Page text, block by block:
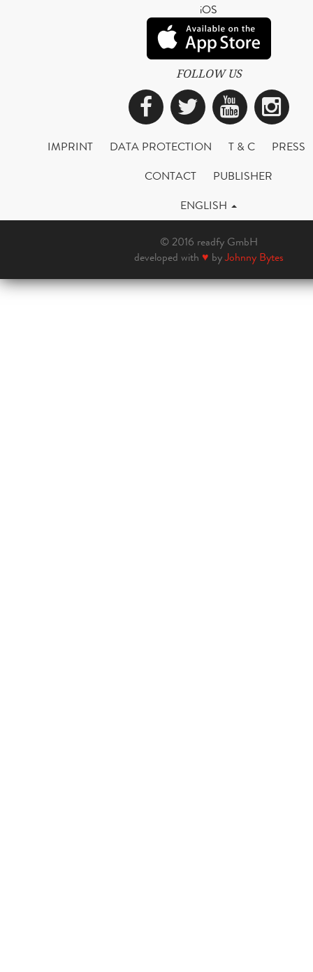
iOS
FOLLOW US
Facebook
Twitter
IMPRINT DATA PROTECTION T & C
PRESS
CONTACT
PUBLISHER
ENGLISH
© 2016 readfy GmbH
developed with ♥ byJohnny Bytes